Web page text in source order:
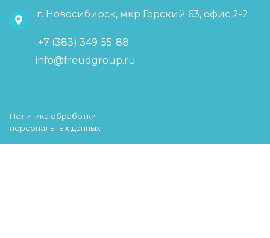
г. Новосибирск, мкр Горский 63, офис 2-2
+7 (383) 349-55-88
info@freudgroup.ru
Политика обработки
персональных данных